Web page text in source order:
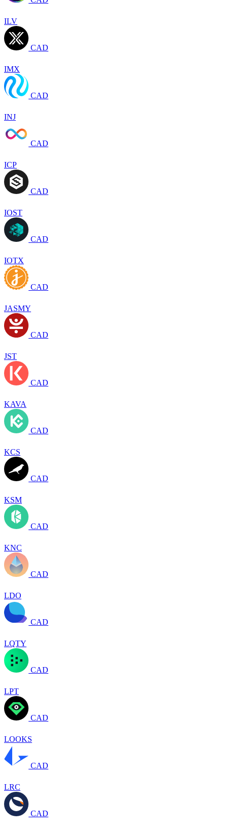
ILV
CAD
IMX
CAD
INJ
CAD
ICP
CAD
IOST
CAD
IOTX
CAD
JASMY
CAD
JST
CAD
KAVA
CAD
KCS
CAD
KSM
CAD
KNC
CAD
LDO
CAD
LQTY
CAD
LPT
CAD
LOOKS
CAD
LRC
CAD